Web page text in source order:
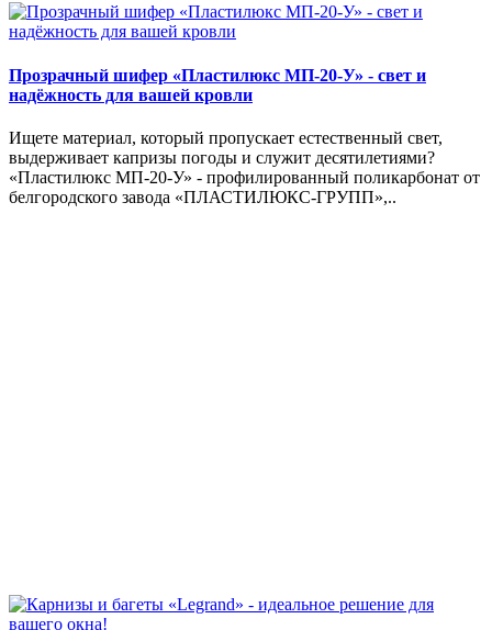
Прозрачный шифер «Пластилюкс МП-20-У» - свет и
надёжность для вашей кровли
Ищете материал, который пропускает естественный свет,
выдерживает капризы погоды и служит десятилетиями?
«Пластилюкс МП-20-У» - профилированный поликарбонат от
белгородского завода «ПЛАСТИЛЮКС-ГРУПП»,..